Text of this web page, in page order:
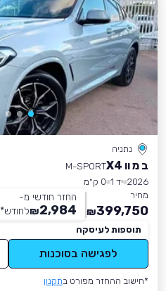
נתניה
ב מ וו X4
M-SPORT
2026 יד 1
0 ק״מ
מחיר
399,750
₪
החזר חודשי מ-
2,984
₪לחודש*
תוספות לעיסקה
לפגישה בסוכנות
*חישוב ההחזר מפורט בתקנון